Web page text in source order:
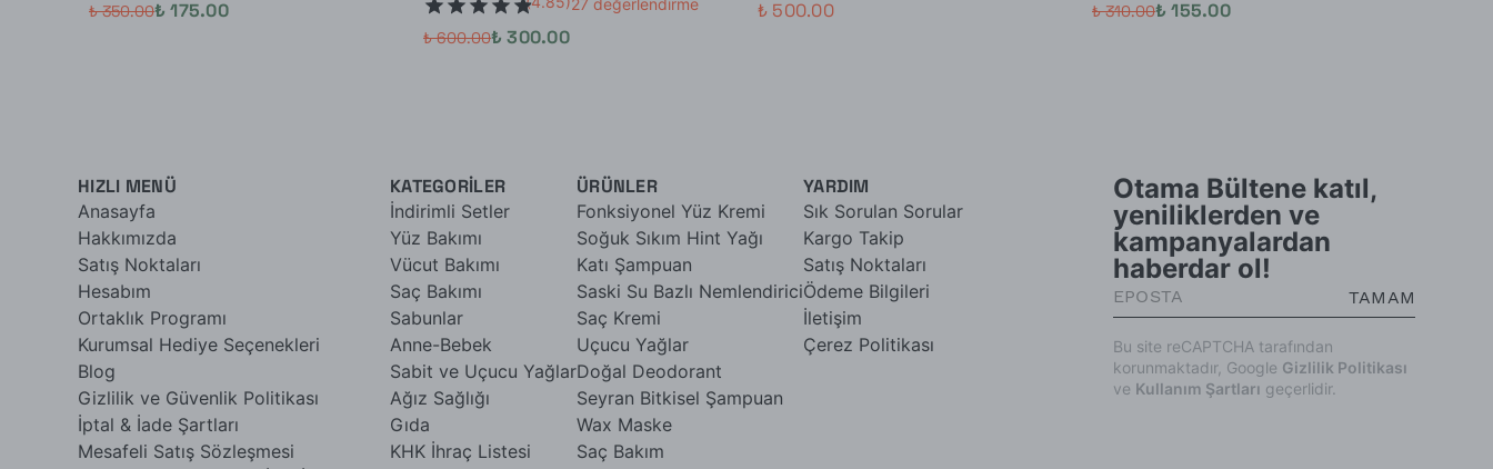
₺ 350.00₺ 175.00 27 değerlendirme
₺ 600.00₺ 300.00
₺ 500.00 ₺ 310.00₺ 155.00
HIZLI MENÜ
Anasayfa
Hakkımızda
Satış Noktaları
Hesabım
Ortaklık Programı
Kurumsal Hediye Seçenekleri
Blog
Gizlilik ve Güvenlik Politikası
İptal & İade Şartları
Mesafeli Satış Sözleşmesi
KATEGORİLER
İndirimli Setler
Yüz Bakımı
Vücut Bakımı
Saç Bakımı
Sabunlar
Anne-Bebek
Sabit ve Uçucu Yağlar
Ağız Sağlığı
Gıda
KHK İhraç Listesi
ÜRÜNLER
Fonksiyonel Yüz Kremi
Soğuk Sıkım Hint Yağı
Katı Şampuan
Saski Su Bazlı Nemlendirici
Saç Kremi
Uçucu Yağlar
Doğal Deodorant
Seyran Bitkisel Şampuan
Wax Maske
Saç Bakım
YARDIM
Sık Sorulan Sorular
Kargo Takip
Satış Noktaları
Ödeme Bilgileri
İletişim
Çerez Politikası
Otama Bültene katıl,
yeniliklerden ve
kampanyalardan
haberdar ol!
TAMAM
Bu site reCAPTCHA tarafından
korunmaktadır, Google Gizlilik Politikası
ve Kullanım Şartları geçerlidir.